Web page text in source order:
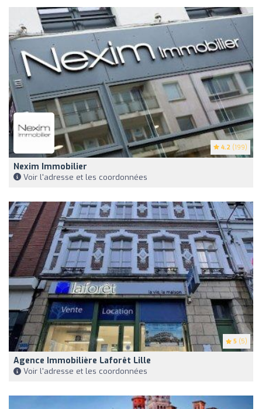
4.2 (199)
Nexim Immobilier
Voir l'adresse et les coordonnées
5 (5)
Agence Immobilière Laforêt Lille
Voir l'adresse et les coordonnées